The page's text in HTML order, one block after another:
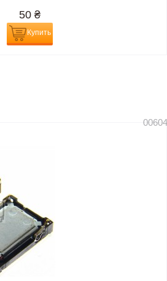
50 ₴
Купить